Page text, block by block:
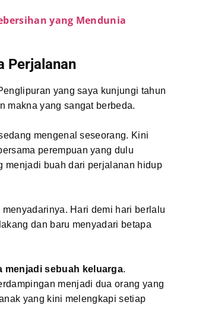
yang Mendunia
Perjalanan
yang saya kunjungi tahun
makna yang sangat berbeda.
mengenal seseorang. Kini
perempuan yang dulu
menjadi buah dari perjalanan hidup
Hari demi hari berlalu
dan baru menyadari betapa
menjadi sebuah keluarga.
menjadi dua orang yang
yang kini melengkapi setiap